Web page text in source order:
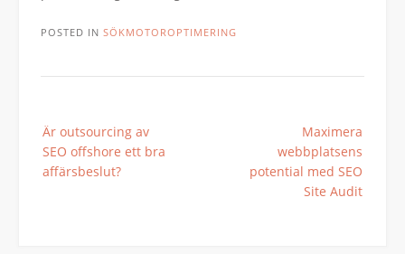
POSTED IN SÖKMOTOROPTIMERING
Post
navigation
Är outsourcing av
SEO offshore ett bra
affärsbeslut?
Maximera
webbplatsens
potential med SEO
Site Audit